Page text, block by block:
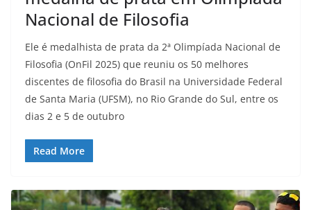
Nacional de Filosofia
Ele é medalhista de prata da 2ª Olimpíada Nacional de
Filosofia (OnFil 2025) que reuniu os 50 melhores
discentes de filosofia do Brasil na Universidade Federal
de Santa Maria (UFSM), no Rio Grande do Sul, entre os
dias 2 e 5 de outubro
Read More